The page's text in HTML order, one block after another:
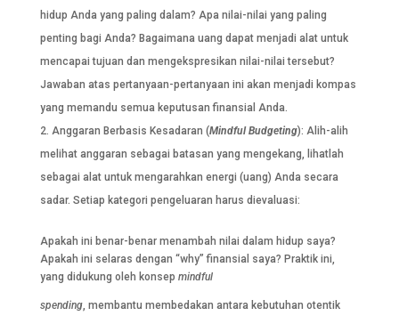
hidup Anda yang paling dalam? Apa nilai-nilai yang paling
penting bagi Anda? Bagaimana uang dapat menjadi alat untuk
mencapai tujuan dan mengekspresikan nilai-nilai tersebut?
Jawaban atas pertanyaan-pertanyaan ini akan menjadi kompas
yang memandu semua keputusan finansial Anda.
Anggaran Berbasis Kesadaran (Mindful Budgeting): Alih-alih
melihat anggaran sebagai batasan yang mengekang, lihatlah
sebagai alat untuk mengarahkan energi (uang) Anda secara
sadar. Setiap kategori pengeluaran harus dievaluasi:
Apakah ini benar-benar menambah nilai dalam hidup saya?
Apakah ini selaras dengan “why” finansial saya? Praktik ini,
yang didukung oleh konsep mindful
spending, membantu membedakan antara kebutuhan otentik